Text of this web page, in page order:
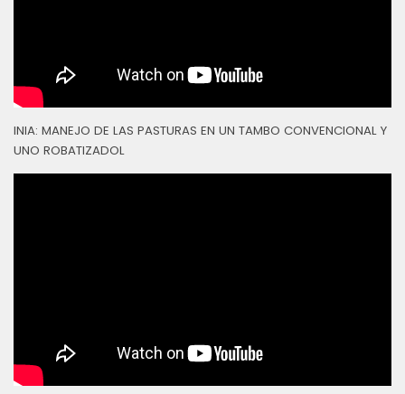
INIA: MANEJO DE LAS PASTURAS EN UN TAMBO CONVENCIONAL Y
UNO ROBATIZADOL